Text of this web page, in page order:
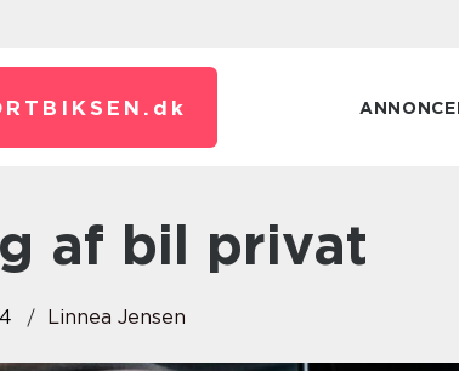
dk
af bil privat
Linnea Jensen